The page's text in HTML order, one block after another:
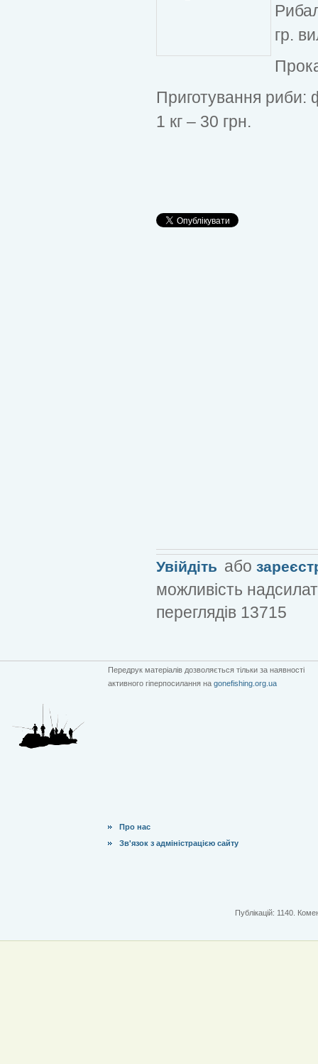
гр.
Приготування риби:
1 кг – 30 грн.
Увійдіть або
можливість
переглядів 13715
Передрук матеріалів дозволяється тільки за наявності
активного гіперпосилання на gonefishing.org.ua
Про нас
Зв'язок з адміністрацією сайту
Публікацій: 1140.